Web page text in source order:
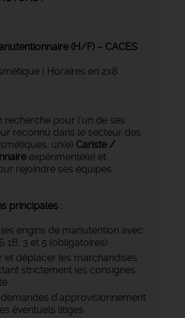
(H/F) – CACES
| Horaires en 2x8
recherche pour l’un de ses
reconnu dans le secteur des
un(e) Cariste /
expérimenté(e) et
rejoindre ses équipes
principales :
engins de manutention avec
1B, 3 et 5 (obligatoires)
et déplacer les marchandises
strictement les consignes
d’approvisionnement
éventuels litiges